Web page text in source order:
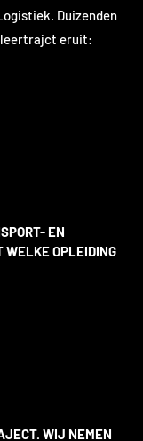
Duizenden
leertrajct eruit:
EN
OPLEIDING
WIJ NEMEN